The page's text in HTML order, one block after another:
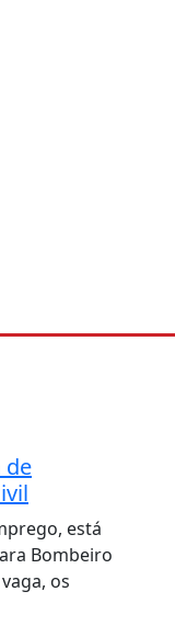
de
está
Bombeiro
os